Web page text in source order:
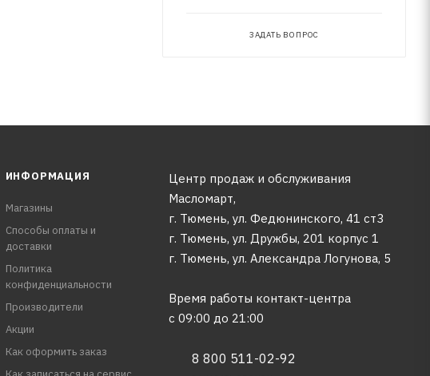
ЗАДАТЬ ВОПРОС
ИНФОРМАЦИЯ
Магазины
Способы оплаты и
доставки
Политика
конфиденциальности
Производители
Акции
Как оформить заказ
Центр продаж и обслуживания
Масломарт,
г. Тюмень, ул. Федюнинского, 41 ст3
г. Тюмень, ул. Дружбы, 201 корпус 1
г. Тюмень, ул. Александра Логунова, 5
Время работы контакт-центра
с 09:00 до 21:00
8 800 511-02-92